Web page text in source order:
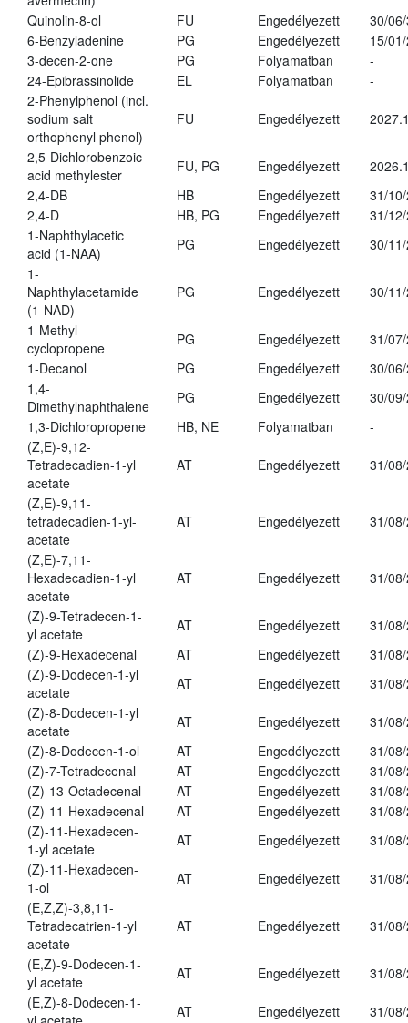
Quinolin-8-ol
FU Engedélyezett
30/
6-Benzyladenine
PG Engedélyezett
15/
3-decen-2-one
PG Folyamatban
-
24-Epibrassinolide
EL Folyamatban
-
2-Phenylphenol (incl.
sodium salt
orthophenyl phenol)
FU Engedélyezett
2,5-Dichlorobenzoic
acid methylester
FU, PG Engedélyezett
2,4-DB
HB Engedélyezett
31/
2,4-D
HB, PG Engedélyezett
31/
1-Naphthylacetic
acid (1-NAA)
PG Engedélyezett
30/
1-
Naphthylacetamide
(1-NAD)
PG Engedélyezett 30/
1-Methyl-
cyclopropene
PG Engedélyezett
31/
1-Decanol
PG Engedélyezett
30/
1,4-
Dimethylnaphthalene
PG Engedélyezett
30/
1,3-Dichloropropene
HB, NE Folyamatban
-
(Z,E)-9,12-
Tetradecadien-1-yl
acetate
AT Engedélyezett 31/
(Z,E)-9,11-
tetradecadien-1-yl-
acetate
AT Engedélyezett 31/
(Z,E)-7,11-
Hexadecadien-1-yl
acetate
AT Engedélyezett 31/
(Z)-9-Tetradecen-1-
yl acetate
AT Engedélyezett
31/
(Z)-9-Hexadecenal
AT Engedélyezett
31/
(Z)-9-Dodecen-1-yl
acetate
AT Engedélyezett
31/
(Z)-8-Dodecen-1-yl
acetate
AT Engedélyezett
31/
(Z)-8-Dodecen-1-ol
AT Engedélyezett
31/
(Z)-7-Tetradecenal
AT Engedélyezett
31/
(Z)-13-Octadecenal
AT Engedélyezett
31/
(Z)-11-Hexadecenal
AT Engedélyezett
31/
(Z)-11-Hexadecen-
1-yl acetate
AT Engedélyezett
31/
(Z)-11-Hexadecen-
1-ol
AT Engedélyezett
31/
(E,Z,Z)-3,8,11-
Tetradecatrien-1-yl
acetate
AT Engedélyezett 31/
(E,Z)-9-Dodecen-1-
yl acetate
AT Engedélyezett
31/
(E,Z)-8-Dodecen-1-
AT Engedélyezett
31/